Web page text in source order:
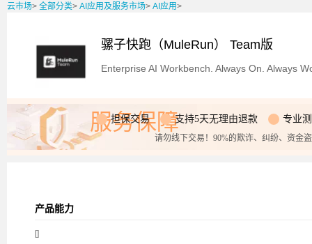
云市场> 全部分类> AI应用及服务市场> AI应用>
骡子快跑（MuleRun） Team版
Enterprise AI Workbench. Always On. Always
服务保障
担保交易 支持5天无理由退款 专业
请勿线下交易！90%的欺诈、纠纷、资金
产品能力
[]